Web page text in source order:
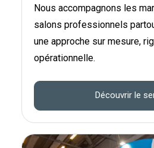
Nous accompagnons les
salons professionnels
une approche sur mesure,
opérationnelle.
Découvrir le